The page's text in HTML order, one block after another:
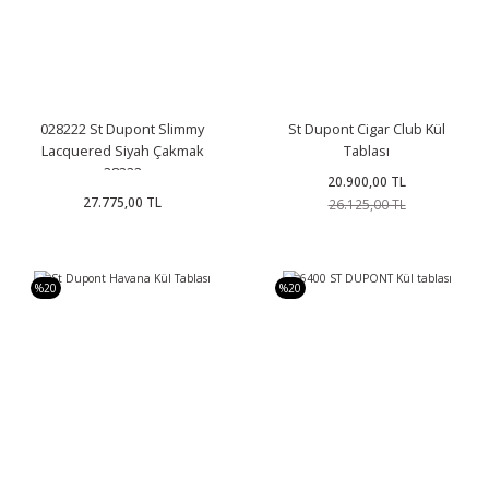
028222 St Dupont Slimmy
Lacquered Siyah Çakmak
28222
27.775,00 TL
St Dupont Cigar Club Kül
Tablası
20.900,00 TL
26.125,00 TL
%20 %20